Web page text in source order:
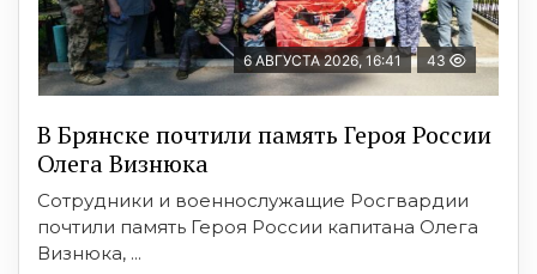
6 АВГУСТА 2026, 16:41 43
В Брянске почтили память Героя России
Олега Визнюка
Сотрудники и военнослужащие Росгвардии
почтили память Героя России капитана Олега
Визнюка, ...